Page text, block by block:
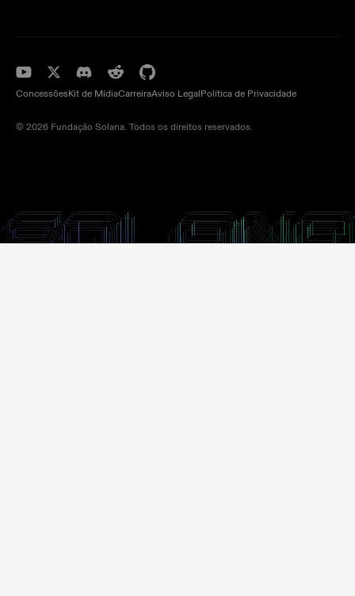
ConcessõesKit de MídiaCarreiraAviso LegalPolítica de Privacidade
© 2026 Fundação Solana. Todos os direitos reservados.